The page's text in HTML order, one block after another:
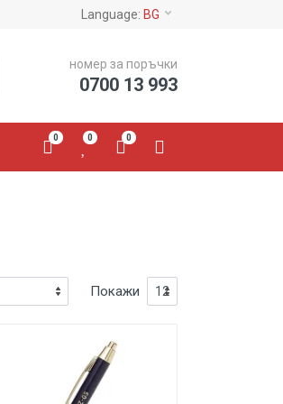
Language: BG
номер за поръчки
0700 13 993
0 0 0
Покажи